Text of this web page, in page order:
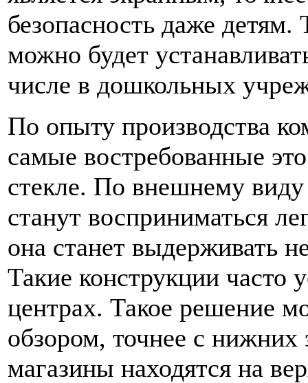
безопасность даже
можно будет
числе в дошкольных
По опыту производства
самые востребованные
стекле. По внешнему
станут восприниматься
она станет выдерживать
Такие конструкции часто
центрах. Такое решение
обзором, точнее с
магазины находятся на